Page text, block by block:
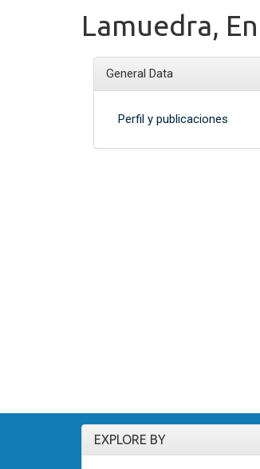
Lamuedra,
General Data
Perfil y publicaciones
EXPLORE BY